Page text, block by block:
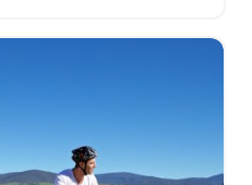
ベンチャーで…